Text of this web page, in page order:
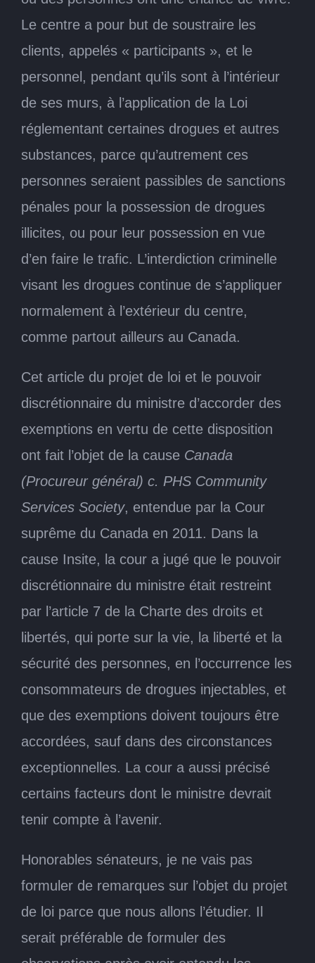
Le centre a pour but de soustraire les
clients, appelés « participants », et le
personnel, pendant qu’ils sont à l’intérieur
de ses murs, à l’application de la Loi
réglementant certaines drogues et autres
substances, parce qu’autrement ces
personnes seraient passibles de sanctions
pénales pour la possession de drogues
illicites, ou pour leur possession en vue
d’en faire le trafic. L’interdiction criminelle
visant les drogues continue de s’appliquer
normalement à l’extérieur du centre,
comme partout ailleurs au Canada.
Cet article du projet de loi et le pouvoir
discrétionnaire du ministre d’accorder des
exemptions en vertu de cette disposition
ont fait l’objet de la cause Canada
(Procureur général) c. PHS Community
Services Society, entendue par la Cour
suprême du Canada en 2011. Dans la
cause Insite, la cour a jugé que le pouvoir
discrétionnaire du ministre était restreint
par l’article 7 de la Charte des droits et
libertés, qui porte sur la vie, la liberté et la
sécurité des personnes, en l’occurrence les
consommateurs de drogues injectables, et
que des exemptions doivent toujours être
accordées, sauf dans des circonstances
exceptionnelles. La cour a aussi précisé
certains facteurs dont le ministre devrait
tenir compte à l’avenir.
Honorables sénateurs, je ne vais pas
formuler de remarques sur l’objet du projet
de loi parce que nous allons l’étudier. Il
serait préférable de formuler des